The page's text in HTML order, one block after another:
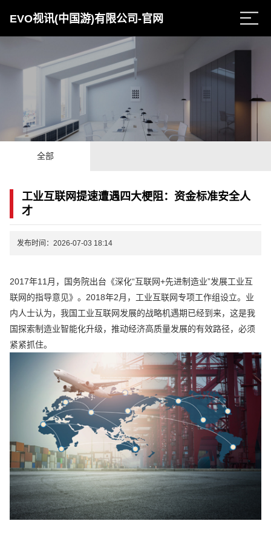
EVO视讯(中国游)有限公司-官网
全部
工业互联网提速遭遇四大梗阻：资金标准安全人
才
发布时间：2026-07-03 18:14
2017年11月，国务院出台《深化“互联网+先进制造业”发展工业互
联网的指导意见》。2018年2月，工业互联网专项工作组设立。业
内人士认为，我国工业互联网发展的战略机遇期已经到来，这是我
国探索制造业智能化升级，推动经济高质量发展的有效路径，必须
紧紧抓住。